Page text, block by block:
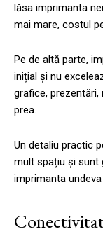
lăsa imprimanta
mai mare, costul
Pe de altă parte,
inițial și nu
grafice,
prea.
Un detaliu practic
mult spațiu și sunt
imprimanta